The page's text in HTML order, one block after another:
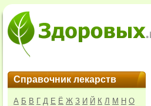
Справочник лекарств
А Б В Г Д Е Ё Ж З И Й К Л М Н О